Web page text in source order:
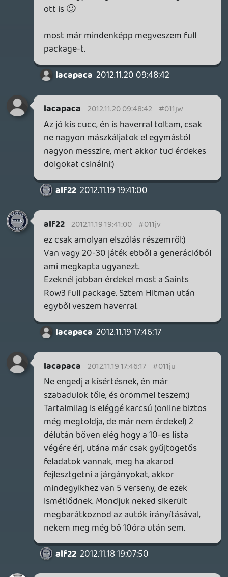
már láttam potenciált, nem szívatott szét
már a demó is a hülyeségeivel. A
nyakára ha ennyi van neki:)
alf22 2012.11.18 08:40:36
alf22 2012.11.18 08:40:36 #011jk
szokni kellett, meg ráérezni:)
A gumiszalag az EA játékainál meg mindig
idegesített. 2002ben kezdték el a HP-nél.
De később a Burnout3ba is már
beleeröltették. És így tényelg pont az jön
ki,hogy tökmind1 milyen idővel mész vagy
hogy mész. A "szalag" ellen kell versenyezni
De én ugyanezt éreztem a Fifában is. A
gép egy kicsit megnyomja, ha vesztésre áll,
megmagyarázzák azzal,hogy így mindig
izgalmas a játék. Persze.
lacapaca 2012.11.18 07:27:09
lacapaca 2012.11.18 07:27:09 #011jj
Én is egyből azt kerestem:) Tény hogy
szokható, de szerintem precíz sosem lesz,
húzom az analógot, és várom hogy
egyszer csak elkezdjen fordulni az autó,
majd reménykedem hogy nem húztam
addig hogy belecsapódjak mellettem a
falba. A versenyek lefolyása meg
egyszerűen egy nagy vicc. Hihetetlen hogy
2012 végén még mindig ott tartunk, hogy
bénázással sokkal eredményesebb lehet
lenni, mintha kinyomom a kocsi lelkét is,
mert akkor úgy begyorsul a mezőny, hogy
örülök ha a dobogóra felférek valahogy. A
verseny kb.3/4-éig "kocáskodni" kell, hogy
belassuljon a mezőny, majd a végét
megnyomni. Van hogy így akár 15-20mp-el
gyengébb idővel is nyerek, mint előzőleg,
amikor sikerült elérnem a fényes 3-4.
helyet, azt is azért, mert az utolsó
checkpiontnál látványosan belassul a
mezőny. A rendőröket meg hagyjuk is,
érdekes módon rajtam kívül senkit nem
basztatnak, képesek egyszer csak a
semmiből egy mellékutcából belém
vágódni, volt hogy láttam hogy a
levegőből pottyant be elém:D. Szörnyű
úgy nekivágni egy versenynek hogy
tudom nem azon fog múlni mennyire
megyek majd jól, hanem azon hogy a gép
hagyni fog-e nyerni...